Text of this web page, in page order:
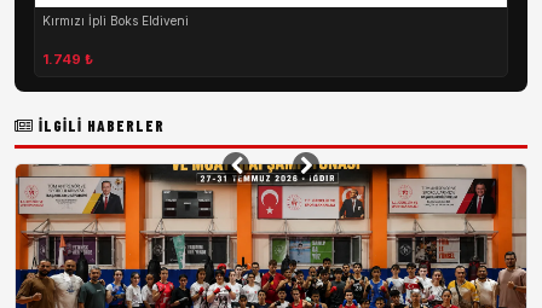
Kırmızı İpli Boks Eldiveni
1.749 ₺
İLGILI HABERLER